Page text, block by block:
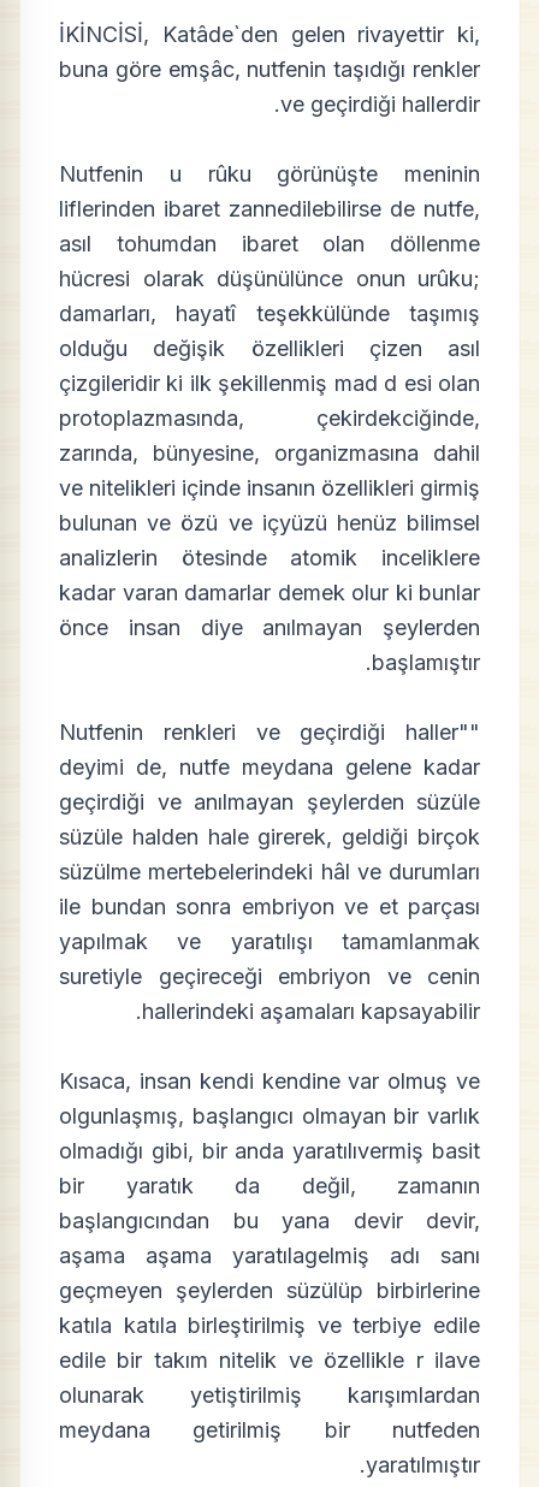
İKİNCİSİ, Katâde`den gelen rivayettir ki,
buna göre emşâc, nutfenin taşıdığı renkler
ve geçirdiği hallerdir.
Nutfenin u rûku görünüşte meninin
liflerinden ibaret zannedilebilirse de nutfe,
asıl tohumdan ibaret olan döllenme
hücresi olarak düşünülünce onun urûku;
damarları, hayatî teşekkülünde taşımış
olduğu değişik özellikleri çizen asıl
çizgileridir ki ilk şekillenmiş mad d esi olan
protoplazmasında, çekirdekciğinde,
zarında, bünyesine, organizmasına dahil
ve nitelikleri içinde insanın özellikleri girmiş
bulunan ve özü ve içyüzü henüz bilimsel
analizlerin ötesinde atomik inceliklere
kadar varan damarlar demek olur ki bunlar
önce insan diye anılmayan şeylerden
başlamıştır.
"Nutfenin renkleri ve geçirdiği haller"
deyimi de, nutfe meydana gelene kadar
geçirdiği ve anılmayan şeylerden süzüle
süzüle halden hale girerek, geldiği birçok
süzülme mertebelerindeki hâl ve durumları
ile bundan sonra embriyon ve et parçası
yapılmak ve yaratılışı tamamlanmak
suretiyle geçireceği embriyon ve cenin
hallerindeki aşamaları kapsayabilir.
Kısaca, insan kendi kendine var olmuş ve
olgunlaşmış, başlangıcı olmayan bir varlık
olmadığı gibi, bir anda yaratılıvermiş basit
bir yaratık da değil, zamanın
başlangıcından bu yana devir devir,
aşama aşama yaratılagelmiş adı sanı
geçmeyen şeylerden süzülüp birbirlerine
katıla katıla birleştirilmiş ve terbiye edile
edile bir takım nitelik ve özellikle r ilave
olunarak yetiştirilmiş karışımlardan
meydana getirilmiş bir nutfeden
yaratılmıştır.